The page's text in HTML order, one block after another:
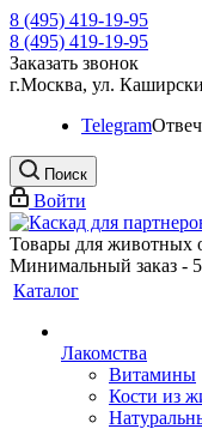
8 (495) 419-19-95
8 (495) 419-19-95
Заказать звонок
г.Москва, ул.
Telegram
Поиск
Войти
Товары для животных
Минимальный заказ -
Каталог
Лакомства
Витамины
Кости из